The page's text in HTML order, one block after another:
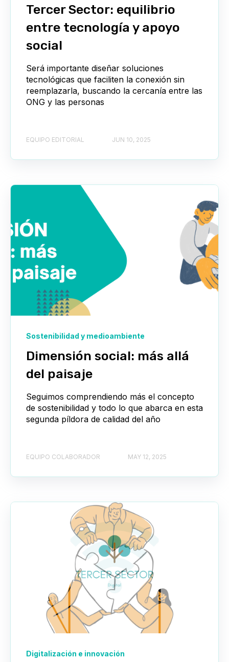
Tercer Sector: equilibrio
entre tecnología y apoyo
social
Será importante diseñar soluciones
tecnológicas que faciliten la conexión sin
reemplazarla, buscando la cercanía entre las
ONG y las personas
EQUIPO EDITORIAL JUN 10, 2025
Sostenibilidad y medioambiente
Dimensión social: más allá
del paisaje
Seguimos comprendiendo más el concepto
de sostenibilidad y todo lo que abarca en esta
segunda píldora de calidad del año
EQUIPO COLABORADOR MAY 12, 2025
Digitalización e innovación